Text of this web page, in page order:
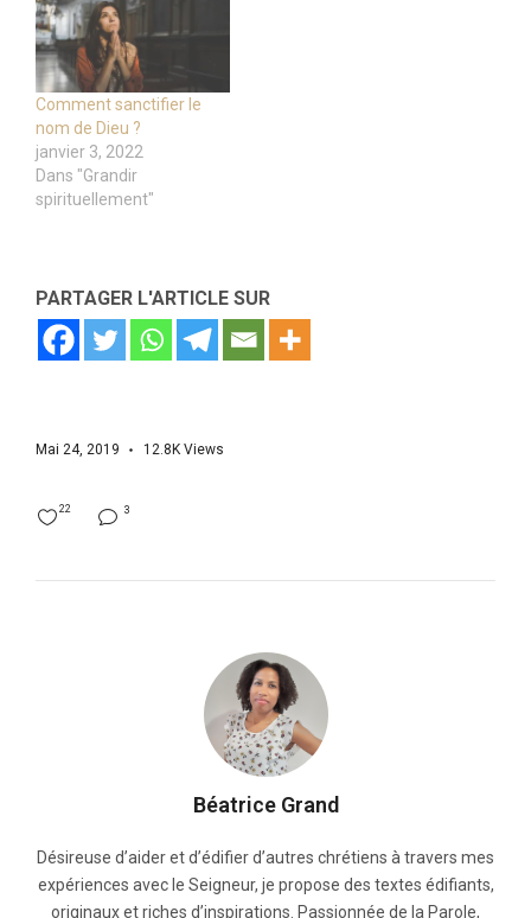
Comment sanctifier le
nom de Dieu ?
janvier 3, 2022
Dans "Grandir
spirituellement"
PARTAGER L'ARTICLE SUR
Mai 24, 2019 12.8K Views
3
22
Béatrice Grand
Désireuse d’aider et d’édifier d’autres chrétiens à travers mes
expériences avec le Seigneur, je propose des textes édifiants,
originaux et riches d’inspirations. Passionnée de la Parole,